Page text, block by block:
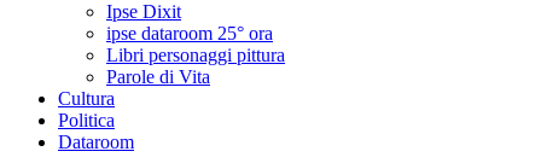
Ipse Dixit
ipse dataroom 25° ora
Libri personaggi pittura
Parole di Vita
Cultura
Politica
Dataroom